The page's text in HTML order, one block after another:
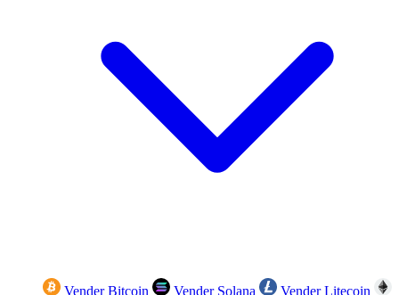
Vender Bitcoin Vender Solana
Vender Litecoin